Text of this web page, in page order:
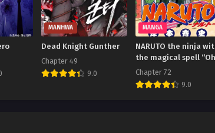
MANHWA
Dead Knight Gunther
Chapter 49
9.0
MANGA
NARUTO the ninja
the magical spell
ho-heh”
Chapter 72
9.0